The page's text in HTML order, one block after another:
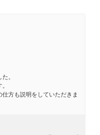
。
方も説明をしていただきま